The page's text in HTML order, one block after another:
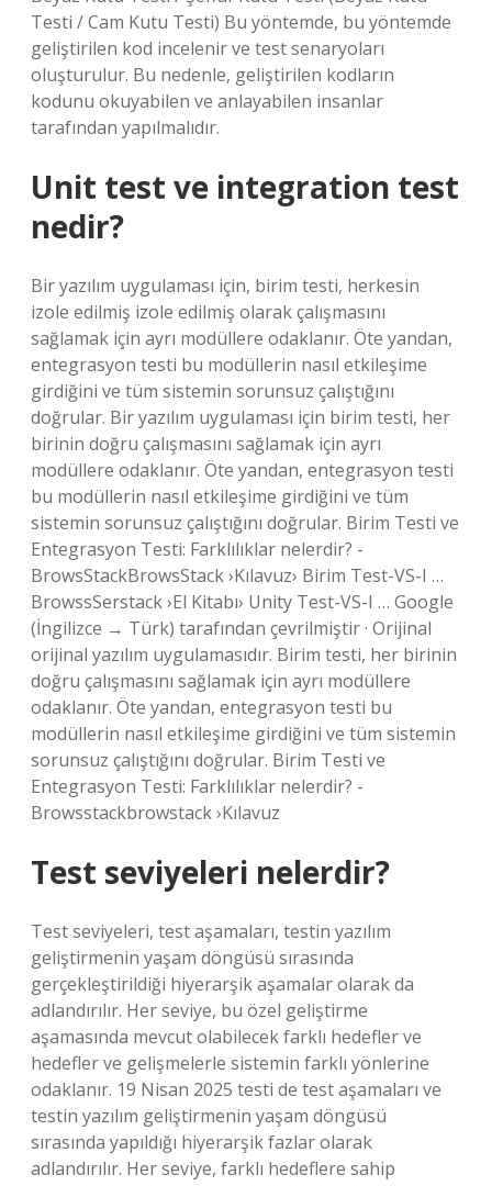
Testi / Cam Kutu Testi) Bu yöntemde, bu yöntemde
geliştirilen kod incelenir ve test senaryoları
oluşturulur. Bu nedenle, geliştirilen kodların
kodunu okuyabilen ve anlayabilen insanlar
tarafından yapılmalıdır.
Unit test ve integration test
nedir?
Bir yazılım uygulaması için, birim testi, herkesin
izole edilmiş izole edilmiş olarak çalışmasını
sağlamak için ayrı modüllere odaklanır. Öte yandan,
entegrasyon testi bu modüllerin nasıl etkileşime
girdiğini ve tüm sistemin sorunsuz çalıştığını
doğrular. Bir yazılım uygulaması için birim testi, her
birinin doğru çalışmasını sağlamak için ayrı
modüllere odaklanır. Öte yandan, entegrasyon testi
bu modüllerin nasıl etkileşime girdiğini ve tüm
sistemin sorunsuz çalıştığını doğrular. Birim Testi ve
Entegrasyon Testi: Farklılıklar nelerdir? -
BrowsStackBrowsStack ›Kılavuz› Birim Test-VS-I …
BrowssSerstack ›El Kitabı› Unity Test-VS-I … Google
(İngilizce → Türk) tarafından çevrilmiştir · Orijinal
orijinal yazılım uygulamasıdır. Birim testi, her birinin
doğru çalışmasını sağlamak için ayrı modüllere
odaklanır. Öte yandan, entegrasyon testi bu
modüllerin nasıl etkileşime girdiğini ve tüm sistemin
sorunsuz çalıştığını doğrular. Birim Testi ve
Entegrasyon Testi: Farklılıklar nelerdir? -
Browsstackbrowstack ›Kılavuz
Test seviyeleri nelerdir?
Test seviyeleri, test aşamaları, testin yazılım
geliştirmenin yaşam döngüsü sırasında
gerçekleştirildiği hiyerarşik aşamalar olarak da
adlandırılır. Her seviye, bu özel geliştirme
aşamasında mevcut olabilecek farklı hedefler ve
hedefler ve gelişmelerle sistemin farklı yönlerine
odaklanır. 19 Nisan 2025 testi de test aşamaları ve
testin yazılım geliştirmenin yaşam döngüsü
sırasında yapıldığı hiyerarşik fazlar olarak
adlandırılır. Her seviye, farklı hedeflere sahip